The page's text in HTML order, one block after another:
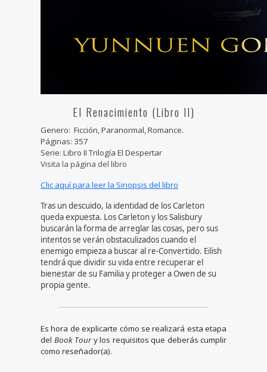
El Renacimiento (Libro II)
Genero: Ficción, Paranormal, Romance.
Páginas: 357
Serie: Libro II Trilogía El Despertar
Visita la página del libro
Clic aquí para leer la Sinopsis del libro
Tras un descuido, la identidad de los Carleton
queda expuesta. Los Carleton y los Salisbury
buscarán la forma de arreglar las cosas, pero sus
intentos se verán obstaculizados cuando el
enemigo empieza a buscar al re-Convertido. Eilish
tendrá que dividir su vida entre recuperar el
bienestar de su Familia y proteger a Owen de su
propia gente.
Es hora de explicarte cómo se realizará esta etapa
del Book Toury los requisitos que deberás cumplir
como reseñador(a).